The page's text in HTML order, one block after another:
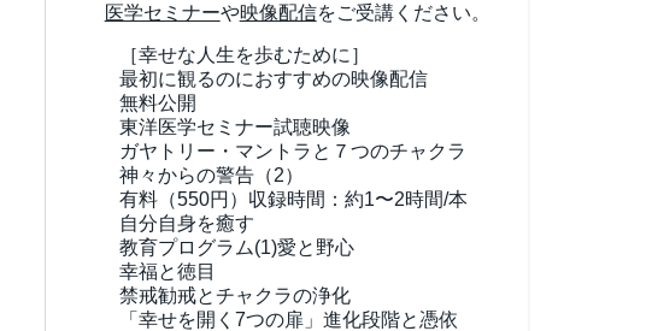
医学セミナーや映像配信をご受講ください。
［幸せな人生を歩むために］
最初に観るのにおすすめの映像配信
無料公開
東洋医学セミナー試聴映像
ガヤトリー・マントラと７つのチャクラ
神々からの警告（2）
有料（550円） 収録時間：約1〜2時間/本
自分自身を癒す
教育プログラム(1)愛と野心
幸福と徳目
禁戒勧戒とチャクラの浄化
「幸せを開く7つの扉」進化段階と憑依